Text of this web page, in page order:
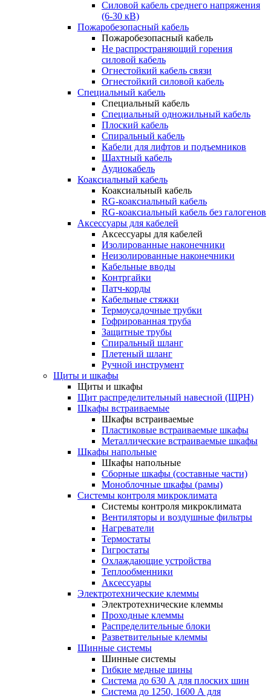
Силовой кабель среднего напряжения
(6-30 кВ)
Пожаробезопасный кабель
Пожаробезопасный кабель
Не распространяющий горения
силовой кабель
Огнестойкий кабель связи
Огнестойкий силовой кабель
Специальный кабель
Специальный кабель
Специальный одножильный кабель
Плоский кабель
Спиральный кабель
Кабели для лифтов и подъемников
Шахтный кабель
Аудиокабель
Коаксиальный кабель
Коаксиальный кабель
RG-коаксиальный кабель
RG-коаксиальный кабель без галогенов
Аксессуары для кабелей
Аксессуары для кабелей
Изолированные наконечники
Неизолированные наконечники
Кабельные вводы
Контргайки
Патч-корды
Кабельные стяжки
Термоусадочные трубки
Гофрированная труба
Защитные трубы
Спиральный шланг
Плетеный шланг
Ручной инструмент
Щиты и шкафы
Щиты и шкафы
Щит распределительный навесной (ЩРН)
Шкафы встраиваемые
Шкафы встраиваемые
Пластиковые встраиваемые шкафы
Металлические встраиваемые шкафы
Шкафы напольные
Шкафы напольные
Сборные шкафы (составные части)
Моноблочные шкафы (рамы)
Системы контроля микроклимата
Системы контроля микроклимата
Вентиляторы и воздушные фильтры
Нагреватели
Термостаты
Гигростаты
Охлаждающие устройства
Теплообменники
Аксессуары
Электротехнические клеммы
Электротехнические клеммы
Проходные клеммы
Распределительные блоки
Разветвительные клеммы
Шинные системы
Шинные системы
Гибкие медные шины
Система до 630 А для плоских шин
Система до 1250, 1600 А для